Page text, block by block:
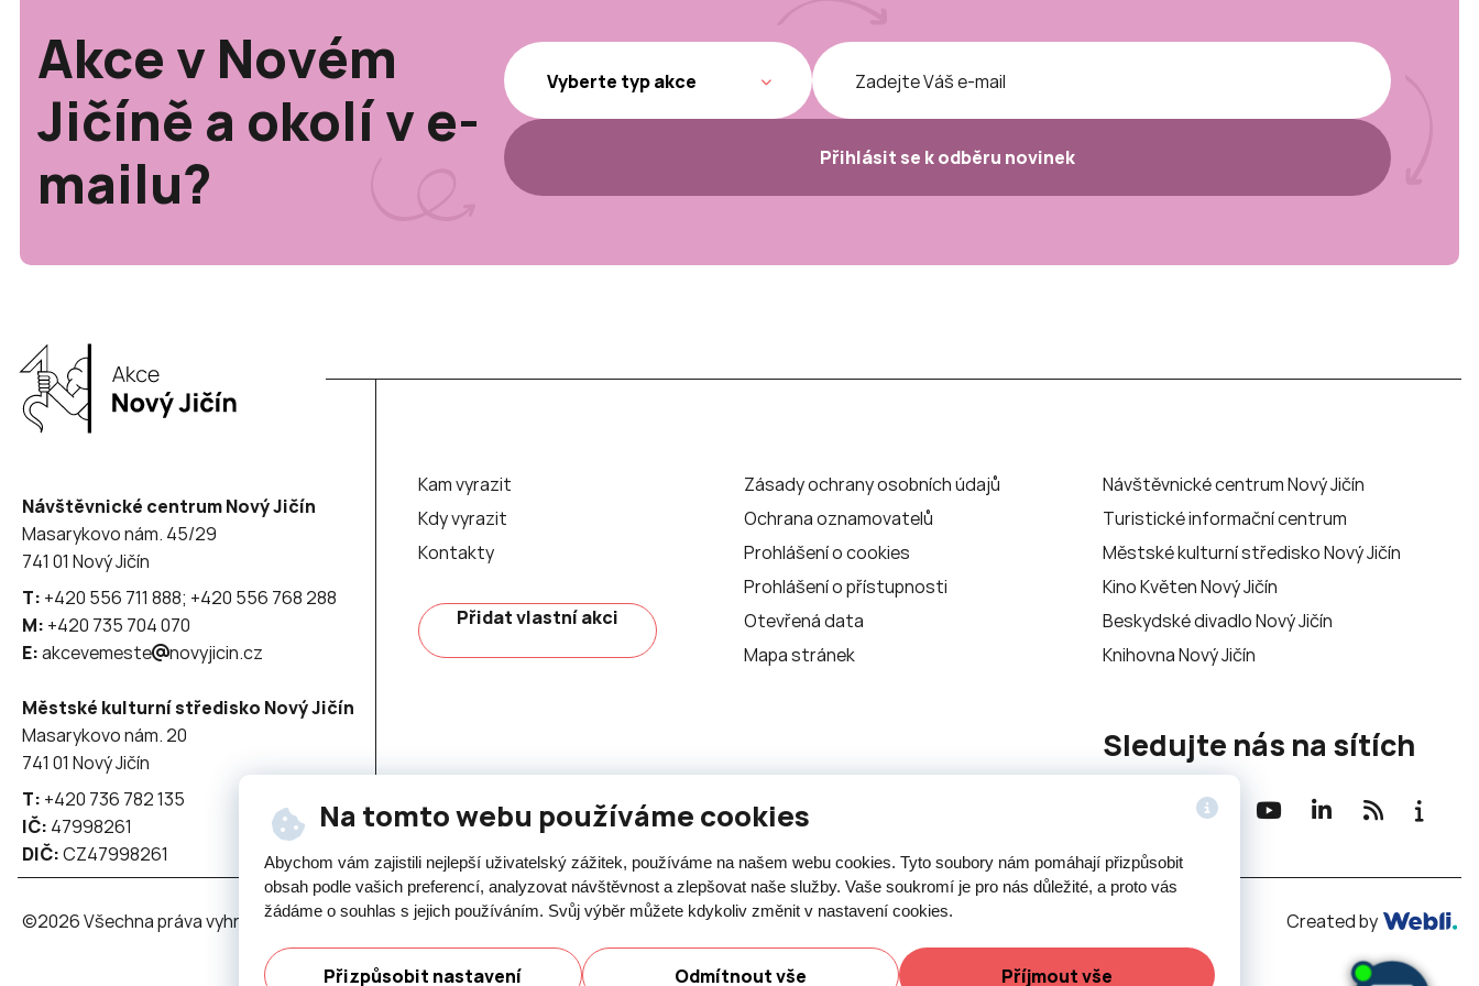
Na tomto webu používáme cookies
Abychom vám zajistili nejlepší uživatelský zážitek, používáme na našem webu cookies. Tyto soubory nám pomáhají přizpůsobit
obsah podle vašich preferencí, analyzovat návštěvnost a zlepšovat naše služby. Vaše soukromí je pro nás důležité, a proto vás
žádáme o souhlas s jejich používáním. Svůj výběr můžete kdykoliv změnit v nastavení cookies.
Přizpůsobit nastavení Odmítnout vše Příjmout vše
Akce v Novém
Jičíně a okolí v e-
mailu?
Přihlásit se k odběru novinek
Návštěvnické centrum Nový Jičín
Masarykovo nám. 45/29
741 01 Nový Jičín
T: +420 556 711 888; +420 556 768 288
M: +420 735 704 070
E:akcevemeste novyjicin.cz
Městské kulturní středisko Nový Jičín
Masarykovo nám. 20
741 01 Nový Jičín
T: +420 736 782 135
IČ: 47998261
DIČ:CZ47998261
Kam vyrazit
Kdy vyrazit
Kontakty
Přidat vlastní akci
Zásady ochrany osobních údajů
Ochrana oznamovatelů
Prohlášení o cookies
Prohlášení o přístupnosti
Otevřená data
Mapa stránek
Návštěvnické centrum Nový Jičín
Turistické informační centrum
Městské kulturní středisko Nový Jičín
Kino Květen Nový Jičín
Beskydské divadlo Nový Jičín
Knihovna Nový Jičín
Sledujte nás na sítích
©2026 Všechna práva vyhrazena - použití obsahu či jeho části je umožněn pouze se souhlasem města Nový Jičín. Created by
Potřebujete poradit?